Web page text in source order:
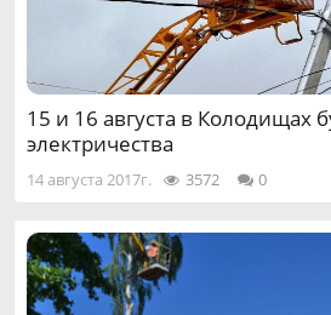
15 и 16 августа в Колодищах
электричества
14 августа 2017г. 3572 0